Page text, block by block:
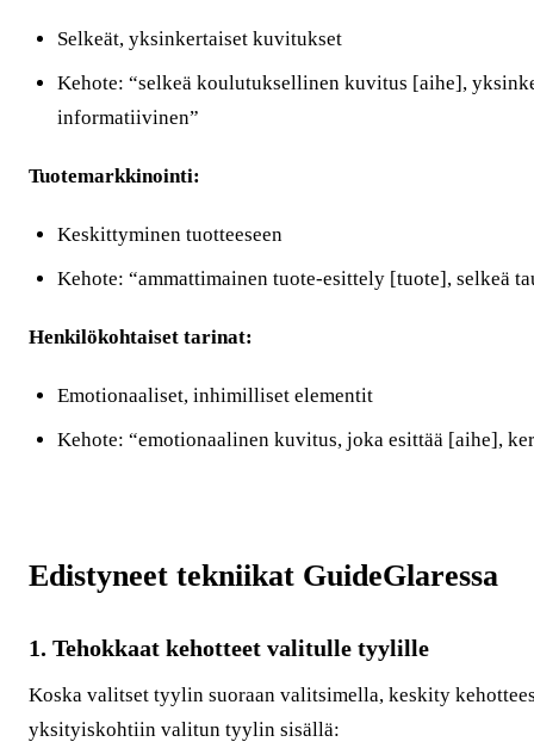
Selkeät, yksinkertaiset kuvitukset
Kehote: “selkeä koulutuksellinen kuvitus [aihe],
informatiivinen”
Tuotemarkkinointi:
Keskittyminen tuotteeseen
Kehote: “ammattimainen tuote-esittely [tuote], selkeä
Henkilökohtaiset tarinat:
Emotionaaliset, inhimilliset elementit
Kehote: “emotionaalinen kuvitus, joka esittää [aihe],
Edistyneet tekniikat GuideGlaressa
1. Tehokkaat kehotteet valitulle tyylille
Koska valitset tyylin suoraan valitsimella, keskity
yksityiskohtiin valitun tyylin sisällä: